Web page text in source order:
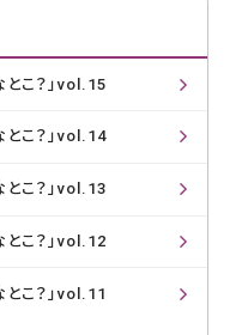
こ？」vol.15
こ？」vol.14
こ？」vol.13
こ？」vol.12
こ？」vol.11